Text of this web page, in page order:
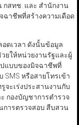
กสทช. และ สำนักงาน
ฉาชีพที่สร้างความเดือด
ดเวลา ดังนั้นข้อมูล
ยให้หน่วยงานรัฐและผู้
แบบของมิจฉาชีพ​ที่
หรือสายโทรเข้า
จะเร่งประสานงานกับ
กองบัญชาการตำรวจ
การตรวจสอบ สืบสวน